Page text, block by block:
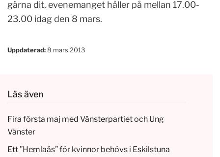
gärna dit, evenemanget håller på mellan 17.00-
23.00 idag den 8 mars.
Uppdaterad:8 mars 2013
Läs även
Fira första maj med Vänsterpartiet och Ung
Vänster
Ett ”Hemlaås” för kvinnor behövs i Eskilstuna